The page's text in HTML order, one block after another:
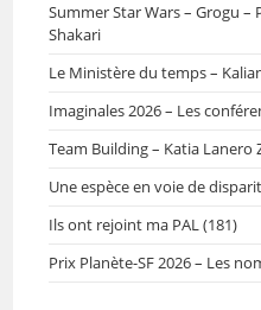
Summer Star Wars – Grogu –
Shakari
Le Ministère du temps –
Imaginales 2026 – Les
Team Building – Katia Lanero
Une espèce en voie de
Ils ont rejoint ma PAL (181)
Prix Planète-SF 2026 – Les